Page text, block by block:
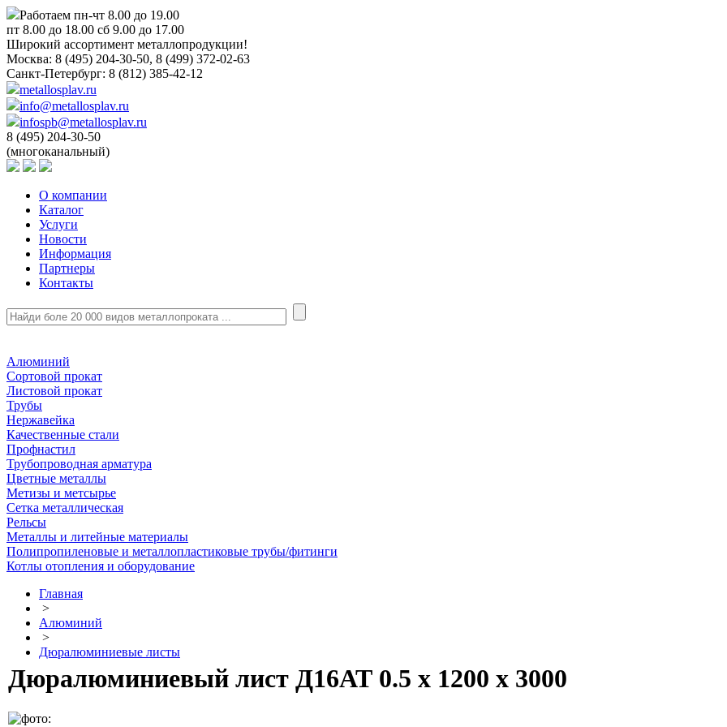
Работаем пн-чт 8.00 до 19.00
пт 8.00 до 18.00 сб 9.00 до 17.00
Широкий ассортимент металлопродукции!
Москва: 8 (495) 204-30-50, 8 (499) 372-02-63
Санкт-Петербург: 8 (812) 385-42-12
metallosplav.ru
info@metallosplav.ru
infospb@metallosplav.ru
8 (495) 204-30-50
(многоканальный)
О компании
Каталог
Услуги
Новости
Информация
Партнеры
Контакты
Алюминий
Сортовой прокат
Листовой прокат
Трубы
Нержавейка
Качественные стали
Профнастил
Трубопроводная арматура
Цветные металлы
Метизы и метсырье
Сетка металлическая
Рельсы
Металлы и литейные материалы
Полипропиленовые и металлопластиковые трубы/фитинги
Котлы отопления и оборудование
Главная
>
Алюминий
>
Дюралюминиевые листы
Дюралюминиевый лист Д16АТ 0.5 х 1200 х 3000